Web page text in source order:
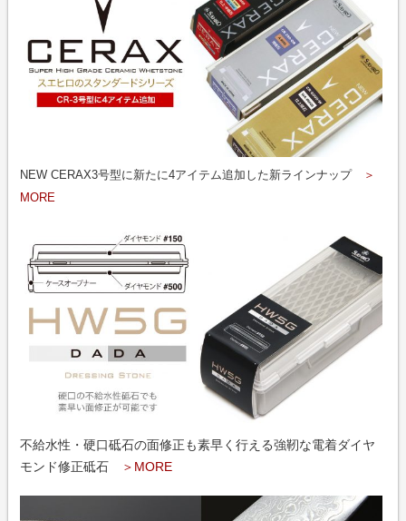
NEW CERAX3号型に新たに4アイテム追加した新ラインナップ＞
MORE
不給水性・硬口砥石の面修正も素早く行える強靭な電着ダイヤ
モンド修正砥石 ＞MORE